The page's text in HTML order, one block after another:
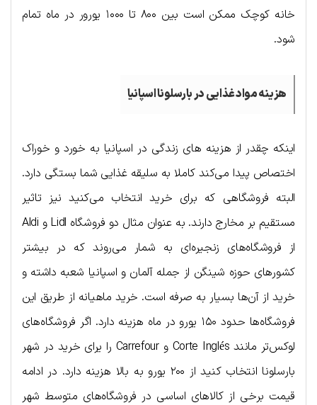
خانه کوچک ممکن است بین ۸۰۰ تا ۱۰۰۰ یورور در ماه تمام
شود.
هزینه مواد غذایی در بارسلونا اسپانیا
اینکه چقدر از هزینه های زندگی در اسپانیا به خورد و خوراک
اختصاص پیدا می‌کند کاملا به سلیقه غذایی شما بستگی دارد.
البته فروشگاهی که برای خرید انتخاب می‌کنید نیز تاثیر
مستقیم بر مخارج دارند. به عنوان مثال دو فروشگاه Lidl و Aldi
از فروشگاه‌های زنجیره‌ای به شمار می‌روند که در بیشتر
کشورهای حوزه شینگن از جمله آلمان و اسپانیا شعبه داشته و
خرید از آن‌ها بسیار به صرفه است. خرید ماهیانه از طریق این
فروشگاه‌ها حدود ۱۵۰ یورو در ماه هزینه دارد. اگر فروشگاه‌های
لوکس‌تر مانند Corte Inglés و Carrefour را یرای خرید در شهر
بارسلونا انتخاب کنید از ۲۰۰ یورو به بالا هزینه دارد. در ادامه
قیمت برخی از کالاهای اساسی در فروشگاه‌های متوسط شهر